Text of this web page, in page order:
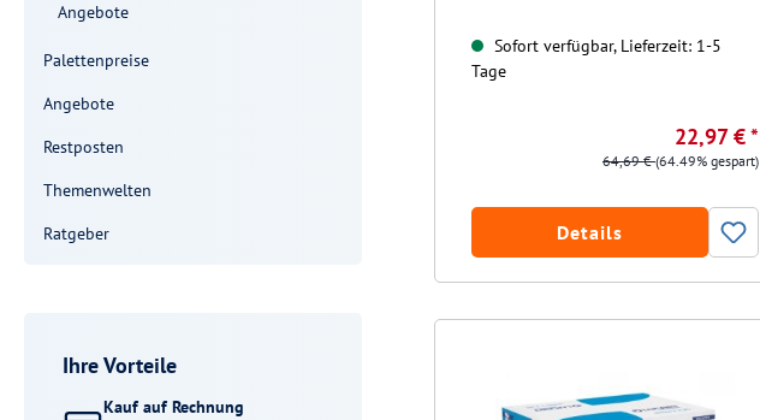
Angebote
Palettenpreise
Angebote
Restposten
Themenwelten
Ratgeber
Ihre Vorteile
Kauf auf Rechnung
Sofort verfügbar, Lieferzeit: 1-5
Tage
22,97 € *
64,69 €(64.49% gespart)
Details